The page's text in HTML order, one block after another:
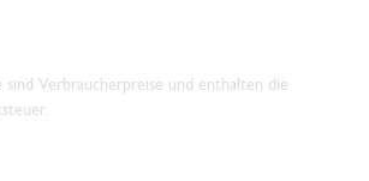
sind Verbraucherpreise und enthalten die